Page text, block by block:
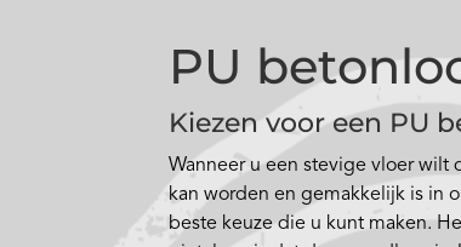
PU
Kiezen voor een PU
Wanneer u een stevige vloer
kan worden en gemakkelijk is in
beste keuze die u kunt maken.